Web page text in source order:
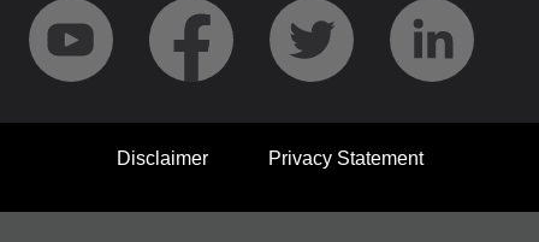
Disclaimer Privacy Statement